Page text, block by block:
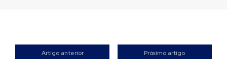
Artigo anterior Próximo artigo